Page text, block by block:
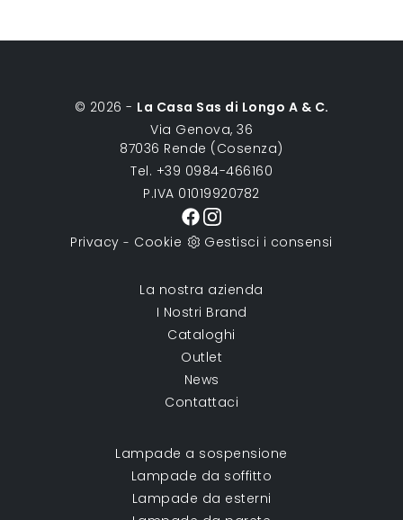
© 2026 - La Casa Sas di Longo A & C.
Via Genova, 36
87036 Rende (Cosenza)
Tel. +39 0984-466160
P.IVA 01019920782
Privacy - Cookie Gestisci i consensi
La nostra azienda
I Nostri Brand
Cataloghi
Outlet
News
Contattaci
Lampade a sospensione
Lampade da soffitto
Lampade da esterni